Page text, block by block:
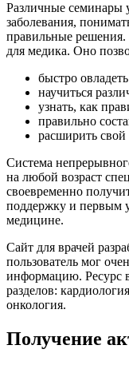
Различные семинары
заболевания,
правильные
для медика. Оно
быстро
научиться
узнать, как
правильно
расширить
Система
на любой возраст
своевременно
поддержку и первым
медицине.
Сайт для врачей
пользователь мог
информацию. Ресурс
разделов:
онкология.
Получение